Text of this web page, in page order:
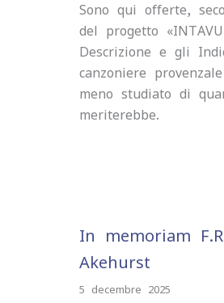
Sono qui offerte,
del progetto
Descrizione e gli
canzoniere
meno studiato di
meriterebbe.
In memoriam
Akehurst
5 decembre 2025